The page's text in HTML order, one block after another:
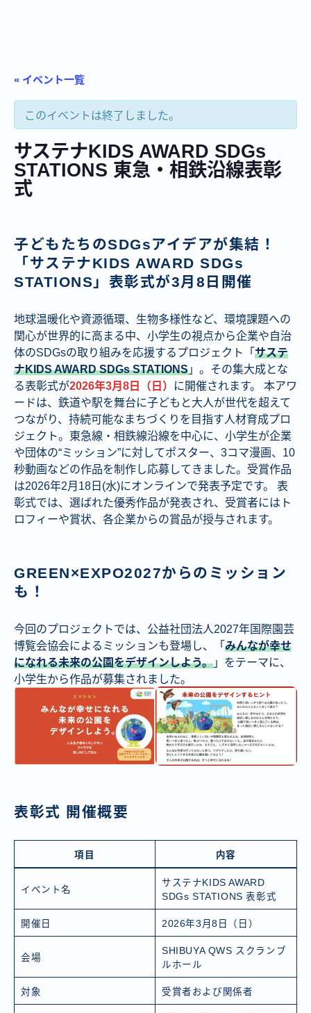
« イベント一覧
このイベントは終了しました。
サステナKIDS AWARD SDGs
STATIONS 東急・相鉄沿線表彰
式
子どもたちのSDGsアイデアが集結！
「サステナKIDS AWARD SDGs
STATIONS」表彰式が3月8日開催
地球温暖化や資源循環、生物多様性など、環境課題への
関心が世界的に高まる中、小学生の視点から企業や自治
体のSDGsの取り組みを応援するプロジェクト「 サステ
ナKIDS AWARD SDGs STATIONS 」。その集大成とな
る表彰式が2026年3月8日（日）
に開催されます。 本アワ
ードは、鉄道や駅を舞台に子どもと大人が世代を超えて
つながり、持続可能なまちづくりを目指す人材育成プロ
ジェクト。東急線・相鉄線沿線を中心に、小学生が企業
や団体の“ミッション”に対してポスター、3コマ漫画、10
秒動画などの作品を制作し応募してきました。受賞作品
は2026年2月18日(水)にオンラインで発表予定です。 表
彰式では、選ばれた優秀作品が発表され、受賞者にはト
ロフィーや賞状、各企業からの賞品が授与されます。
GREEN×EXPO2027からのミッション
も！
今回のプロジェクトでは、公益社団法人2027年国際園芸
博覧会協会によるミッションも登場し、「 みんなが幸せ
になれる未来の公園をデザインしよう。 」をテーマに、
小学生から作品が募集されました。
表彰式 開催概要
項目 内容
イベント名
サステナKIDS AWARD
SDGs STATIONS 表彰式
開催日 2026年3月8日（日）
会場
SHIBUYA QWS スクランブ
ルホール
対象 受賞者および関係者